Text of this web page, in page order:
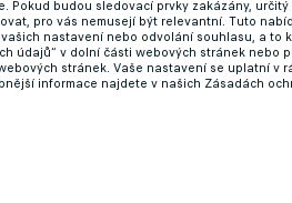
Pokud budou sledovací prvky zakázány, určitý
pro vás nemusejí být relevantní. Tuto
nastavení nebo odvolání souhlasu, a to
údajů“ v dolní části webových stránek nebo
stránek. Vaše nastavení se uplatní v
informace najdete v našich Zásadách